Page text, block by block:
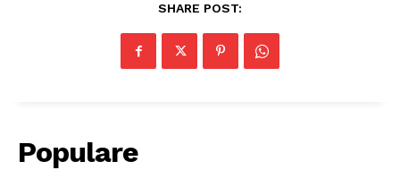
SHARE POST:
Populare